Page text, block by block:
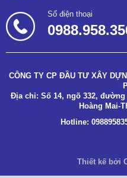
Số điện thoại
CÔNG TY CP ĐẦU TƯ XÂY
Địa chỉ: Số 14, ngõ 332,
Hoàng Mai-
Hotline:
Thiết kế bởi